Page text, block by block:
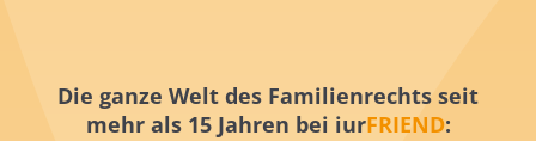
Die ganze Welt des Familienrechts seit
mehr als 15 Jahren bei iurFRIEND: